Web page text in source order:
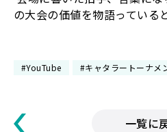
の大会の価値を物語っている
#YouTube #キャタラートーナメ
一覧に